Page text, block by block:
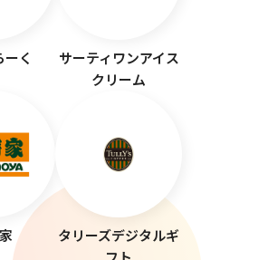
く
サーティワンアイス
クリーム
タリーズデジタルギ